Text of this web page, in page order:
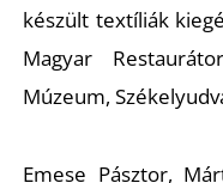
készült textíliák
Magyar
Múzeum,
Emese Pásztor,